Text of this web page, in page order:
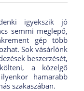
igyekszik jó
semmi meglepő,
gép több
Sok vásárlónk
beszerzését,
a közelgő
hamarabb
szakaszában.